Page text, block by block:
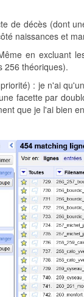
de décès (dont
naissances et
en excluant
256 théoriques).
: je n'ai
facette par
que je l'ai bien